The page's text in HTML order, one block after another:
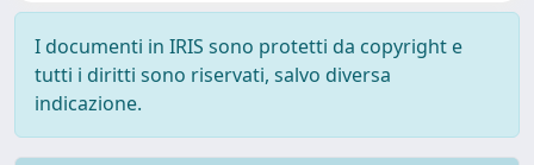
I documenti in IRIS sono protetti da copyright e
tutti i diritti sono riservati, salvo diversa
indicazione.